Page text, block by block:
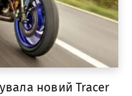
новий Tracer